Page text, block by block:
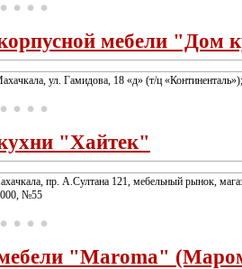
мебели "Дом
ул. Гамидова, 18 «д» (т/ц «Континенталь»);
"Хайтек"
пр. А.Султана 121, мебельный рынок,
№55
"Maroma"